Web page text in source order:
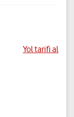
Yol tarifi al